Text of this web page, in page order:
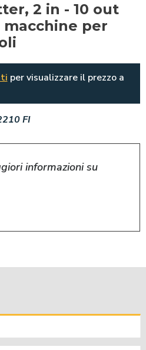
2 in - 10 out
macchine per
per visualizzare il prezzo a
FI
informazioni su